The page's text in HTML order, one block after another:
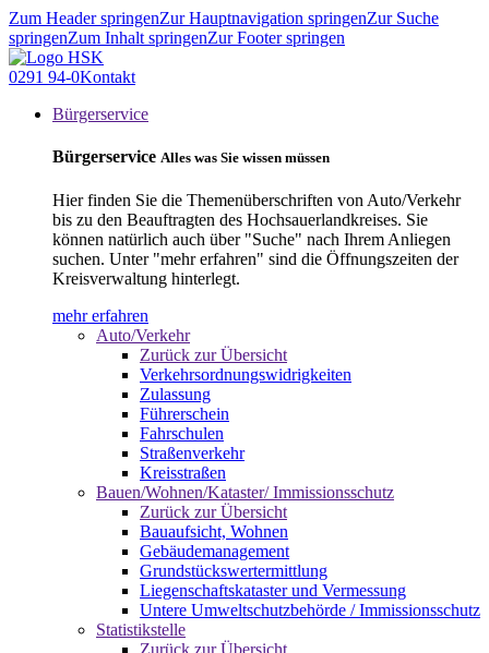
Zum Header springenZur Hauptnavigation springenZur Suche
springenZum Inhalt springenZur Footer springen
0291 94-0Kontakt
Bürgerservice
Bürgerservice Alles was Sie wissen müssen
Hier finden Sie die Themenüberschriften von Auto/Verkehr
bis zu den Beauftragten des Hochsauerlandkreises. Sie
können natürlich auch über "Suche" nach Ihrem Anliegen
suchen. Unter "mehr erfahren" sind die Öffnungszeiten der
Kreisverwaltung hinterlegt.
mehr erfahren
Auto/Verkehr
Zurück zur Übersicht
Verkehrsordnungswidrigkeiten
Zulassung
Führerschein
Fahrschulen
Straßenverkehr
Kreisstraßen
Bauen/Wohnen/Kataster/ Immissionsschutz
Zurück zur Übersicht
Bauaufsicht, Wohnen
Gebäudemanagement
Grundstückswertermittlung
Liegenschaftskataster und Vermessung
Untere Umweltschutzbehörde / Immissionsschutz
Statistikstelle
Zurück zur Übersicht